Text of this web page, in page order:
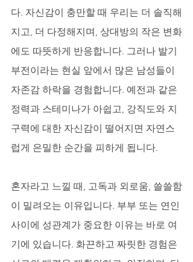
다. 자신감이 충만할 때 우리는 더 솔직해
지고, 더 다정해지며, 상대방의 작은 변화
에도 따뜻하게 반응합니다. 그러나 발기
부전이라는 현실 앞에서 많은 남성들이
자존감 하락을 경험합니다. 예전과 같은
정력과 스테미나가 아쉽고, 강직도와 지
구력에 대한 자신감이 떨어지면 자연스
럽게 은밀한 순간을 피하게 됩니다.
혼자라고 느낄 때, 고독과 외로움, 쓸쓸함
이 밀려오는 이유입니다. 부부 또는 연인
사이에 성관계가 중요한 이유는 바로 여
기에 있습니다. 화끈하고 짜릿한 경험은